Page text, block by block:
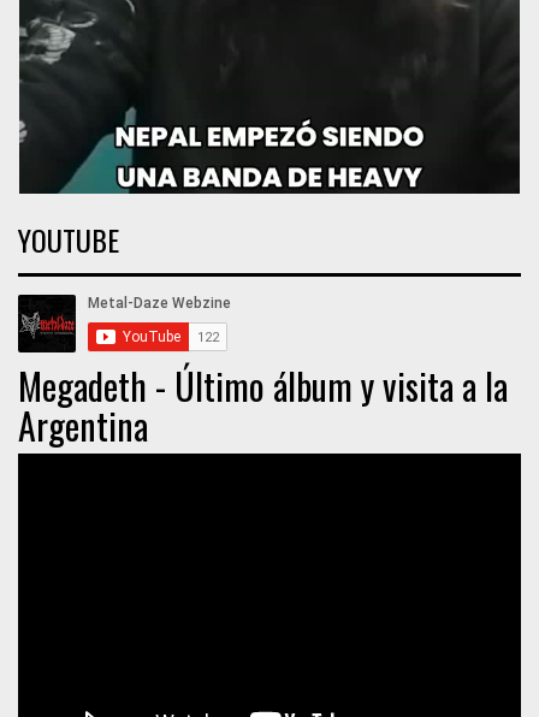
YOUTUBE
Megadeth - Último álbum y visita a la
Argentina